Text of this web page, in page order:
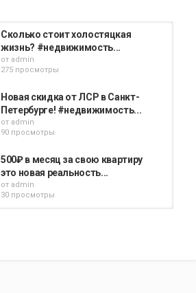
Сколько стоит холостяцкая
жизнь? #недвижимость...
от admin
275 просмотры
Новая скидка от ЛСР в Санкт-
Петербурге! #недвижимость...
от admin
90 просмотры
500₽ в месяц за свою квартиру
это новая реальность...
от admin
30 просмотры